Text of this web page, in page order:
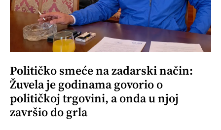
Političko smeće na zadarski način:
Žuvela je godinama govorio o
političkoj trgovini, a onda u njoj
završio do grla